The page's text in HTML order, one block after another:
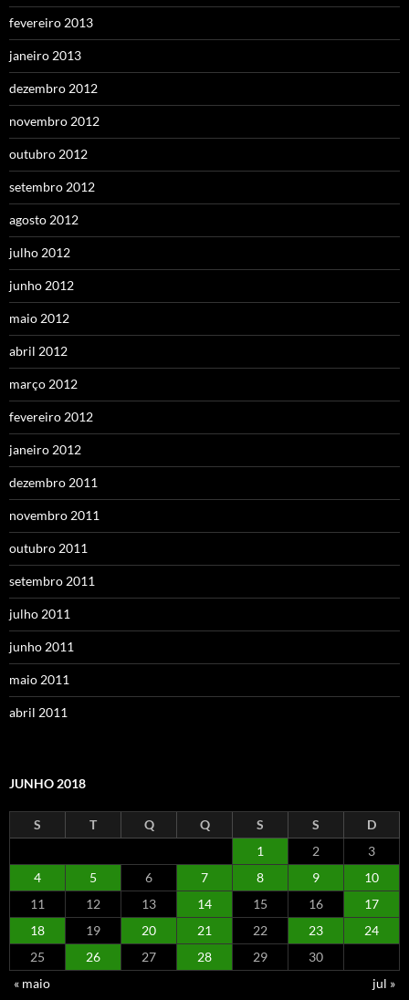
fevereiro 2013
janeiro 2013
dezembro 2012
novembro 2012
outubro 2012
setembro 2012
agosto 2012
julho 2012
junho 2012
maio 2012
abril 2012
março 2012
fevereiro 2012
janeiro 2012
dezembro 2011
novembro 2011
outubro 2011
setembro 2011
julho 2011
junho 2011
maio 2011
abril 2011
JUNHO 2018
S T Q Q S S
D
1
2
3
4
5 6 7 8 9
10
11
12 13 14 15 16
17
18
19 20 21 22 23
24
25
26 27 28 29
30
« maio
jul »